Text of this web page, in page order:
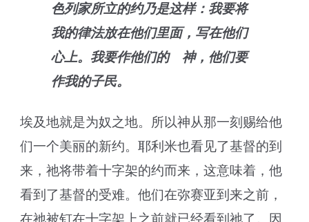
色列家所立的约乃是这样：我要将
我的律法放在他们里面，写在他们
心上。我要作他们的 神，他们要
作我的子民。
埃及地就是为奴之地。所以神从那一刻赐给他
们一个美丽的新约。耶利米也看见了基督的到
来，祂将带着十字架的约而来，这意味着，他
看到了基督的受难。他们在弥赛亚到来之前，
在祂被钉在十字架上之前就已经看到祂了。因